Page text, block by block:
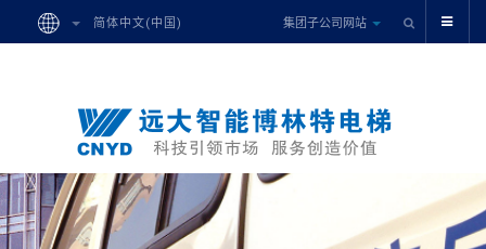
简体中文(中国) 集团子公司网站